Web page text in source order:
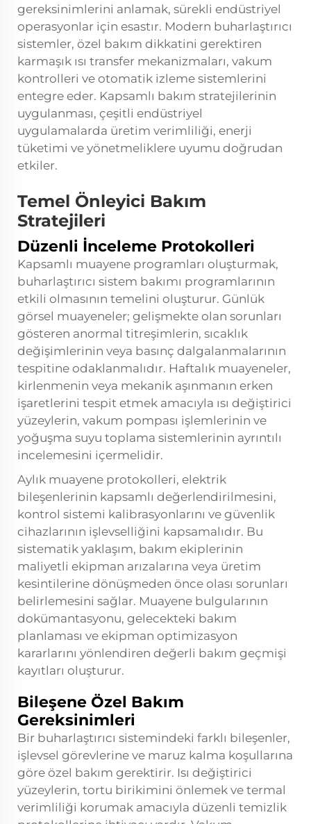
gereksinimlerini anlamak, sürekli endüstriyel
operasyonlar için esastır. Modern buharlaştırıcı
sistemler, özel bakım dikkatini gerektiren
karmaşık ısı transfer mekanizmaları, vakum
kontrolleri ve otomatik izleme sistemlerini
entegre eder. Kapsamlı bakım stratejilerinin
uygulanması, çeşitli endüstriyel
uygulamalarda üretim verimliliği, enerji
tüketimi ve yönetmeliklere uyumu doğrudan
etkiler.
Temel Önleyici Bakım
Stratejileri
Düzenli İnceleme Protokolleri
Kapsamlı muayene programları oluşturmak,
buharlaştırıcı sistem bakımı programlarının
etkili olmasının temelini oluşturur. Günlük
görsel muayeneler; gelişmekte olan sorunları
gösteren anormal titreşimlerin, sıcaklık
değişimlerinin veya basınç dalgalanmalarının
tespitine odaklanmalıdır. Haftalık muayeneler,
kirlenmenin veya mekanik aşınmanın erken
işaretlerini tespit etmek amacıyla ısı değiştirici
yüzeylerin, vakum pompası işlemlerinin ve
yoğuşma suyu toplama sistemlerinin ayrıntılı
incelemesini içermelidir.
Aylık muayene protokolleri, elektrik
bileşenlerinin kapsamlı değerlendirilmesini,
kontrol sistemi kalibrasyonlarını ve güvenlik
cihazlarının işlevselliğini kapsamalıdır. Bu
sistematik yaklaşım, bakım ekiplerinin
maliyetli ekipman arızalarına veya üretim
kesintilerine dönüşmeden önce olası sorunları
belirlemesini sağlar. Muayene bulgularının
dokümantasyonu, gelecekteki bakım
planlaması ve ekipman optimizasyon
kararlarını yönlendiren değerli bakım geçmişi
kayıtları oluşturur.
Bileşene Özel Bakım
Gereksinimleri
Bir buharlaştırıcı sistemindeki farklı bileşenler,
işlevsel görevlerine ve maruz kalma koşullarına
göre özel bakım gerektirir. Isı değiştirici
yüzeylerin, tortu birikimini önlemek ve termal
verimliliği korumak amacıyla düzenli temizlik